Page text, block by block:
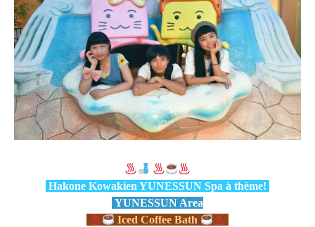
Hakone Kowakien YUNESSUN Spa à thème!
YUNESSUN Area
Iced Coffee Bath